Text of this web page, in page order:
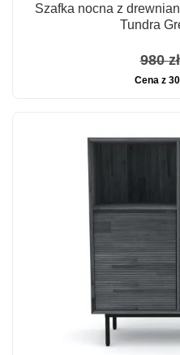
Szafka nocna z
Tundra
980zł
Cena z